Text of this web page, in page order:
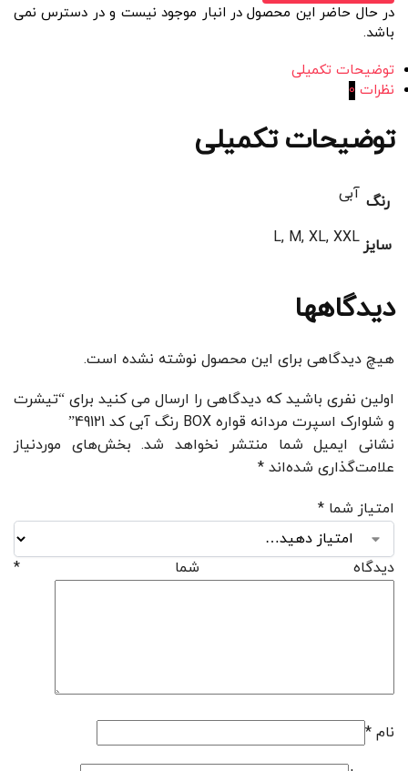
در حال حاضر این محصول در انبار موجود نیست و در دسترس نمی
باشد.
توضیحات تکمیلی
نظرات 0
توضیحات تکمیلی
رنگ آبی
سایز L, M, XL, XXL
دیدگاهها
هیچ دیدگاهی برای این محصول نوشته نشده است.
اولین نفری باشید که دیدگاهی را ارسال می کنید برای “تیشرت
و شلوارک اسپرت مردانه قواره BOX رنگ آبی کد 49121”
نشانی ایمیل شما منتشر نخواهد شد. بخش‌های موردنیاز
علامت‌گذاری شده‌اند *
امتیاز شما *
دیدگاه شما *
نام *